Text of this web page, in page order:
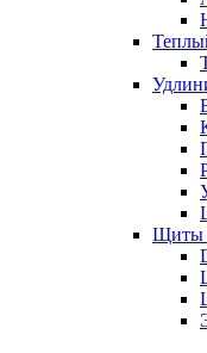
Щиты